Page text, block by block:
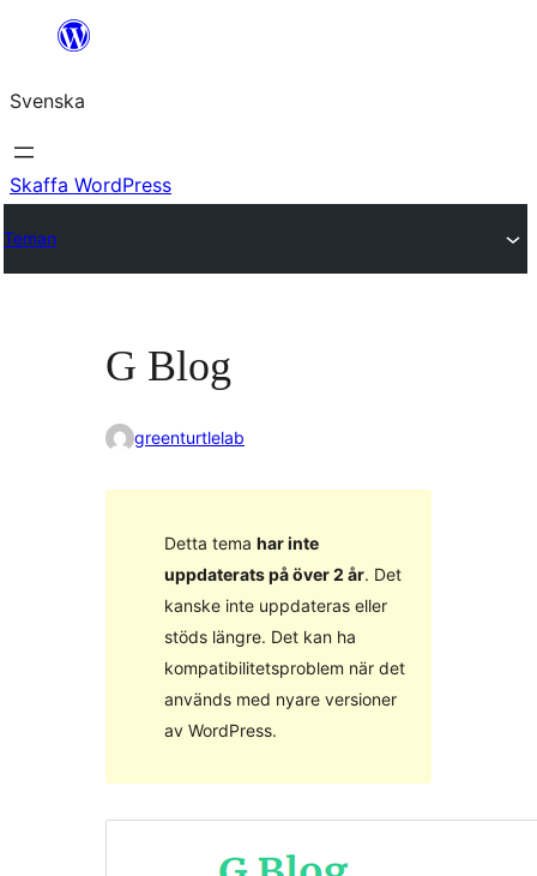
Hoppa
innehåll
Svenska
Skaffa WordPress
Teman
G Blog
greenturtlelab
Detta tema har inte
uppdaterats på över 2 år. Det
kanske inte uppdateras eller
stöds längre. Det kan ha
kompatibilitetsproblem när det
används med nyare versioner
av WordPress.